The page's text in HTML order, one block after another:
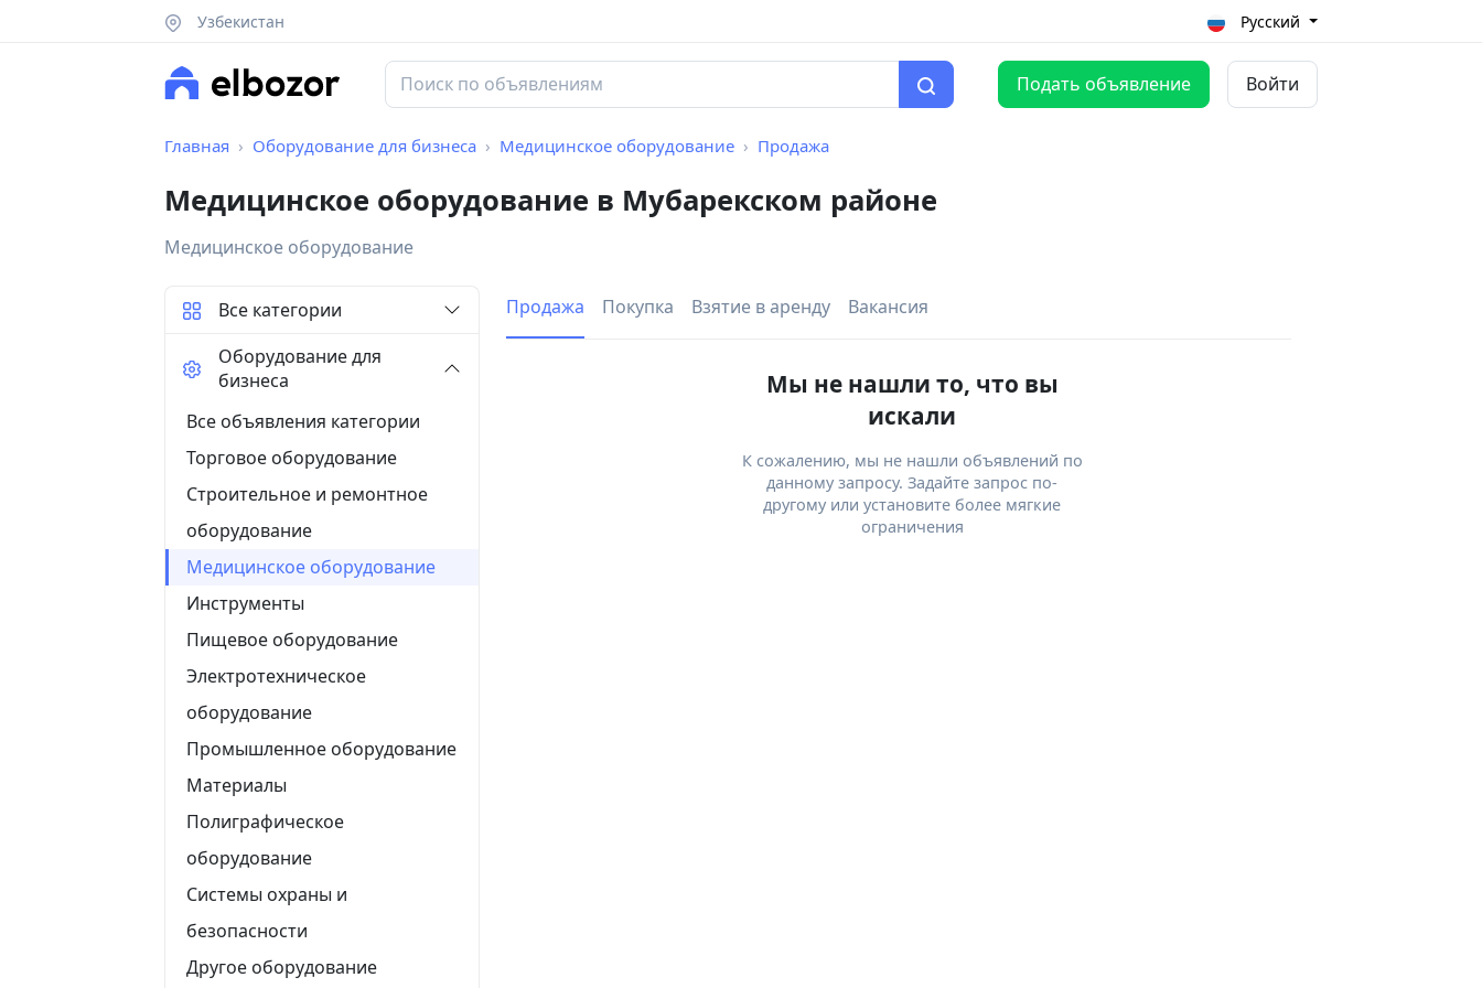
Узбекистан Русский
Подать объявление Войти
Главная Оборудование для бизнеса Медицинское оборудование Продажа
Медицинское оборудование в Мубарекском районе
Медицинское оборудование
Продажа Покупка Взятие в аренду Вакансия
Мы не нашли то, что вы
искали
К сожалению, мы не нашли объявлений по
данному запросу. Задайте запрос по-
другому или установите более мягкие
ограничения
Все категории
Оборудование для
бизнеса
Все объявления категории
Торговое оборудование
Строительное и ремонтное
оборудование
Медицинское оборудование
Инструменты
Пищевое оборудование
Электротехническое
оборудование
Промышленное оборудование
Материалы
Полиграфическое
оборудование
Системы охраны и
безопасности
Другое оборудование